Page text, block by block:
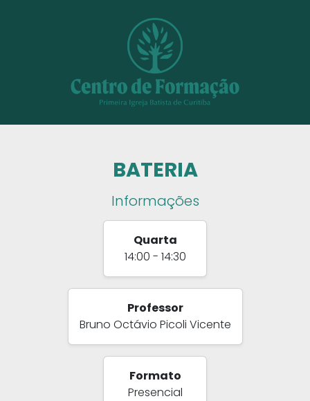
BATERIA
Informações
Quarta
14:00 - 14:30
Professor
Bruno Octávio Picoli Vicente
Formato
Presencial